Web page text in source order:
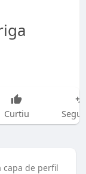
Curtiu
capa de perfil